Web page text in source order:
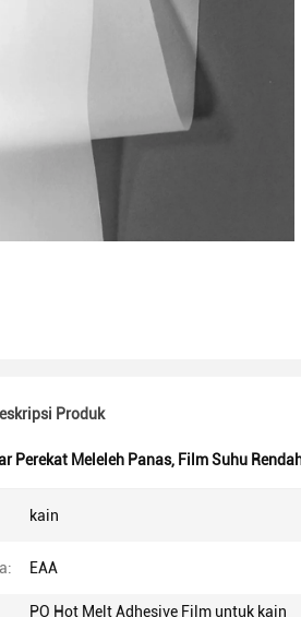
Produk
Perekat Meleleh Panas, Film Suhu
kain
EAA
PO Hot Melt Adhesive Film untuk kain